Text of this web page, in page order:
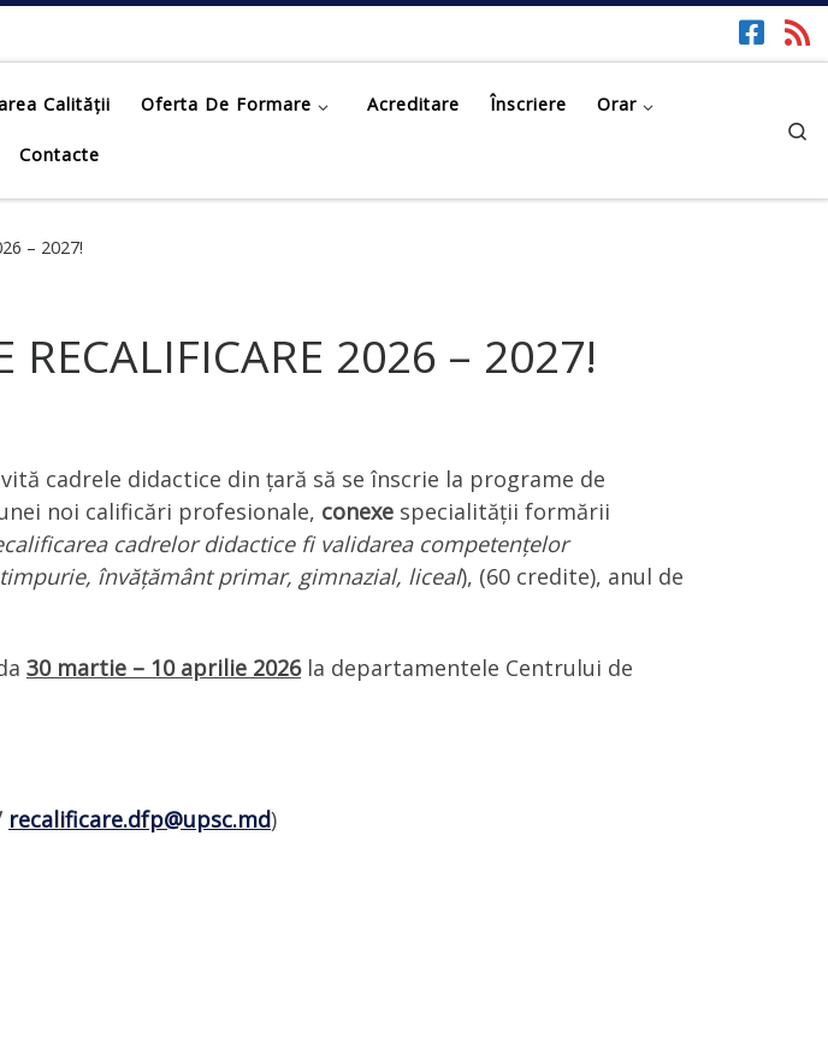
Calității Oferta De Formare Acreditare Înscriere Orar
Contacte
– 2027!
RECALIFICARE 2026 – 2027!
cadrele didactice din țară să se înscrie la programe de
noi calificări profesionale, conexe specialității formării
cadrelor didactice fi validarea competențelor
învățământ primar, gimnazial, liceal), (60 credite), anul de
30 martie – 10 aprilie 2026la departamentele Centrului de
recalificare.dfp@upsc.md)